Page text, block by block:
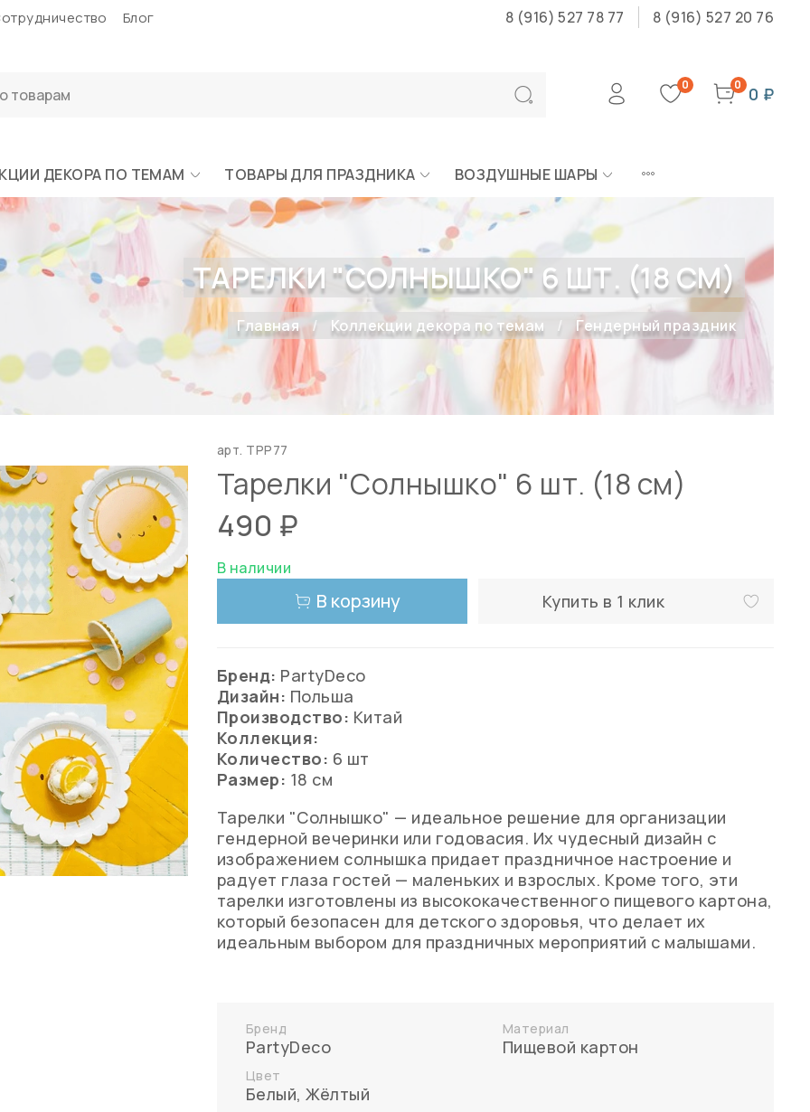
Блог 8 (916) 527 78 77 8 (916) 527 20 76
0 0 0 ₽
ДЕКОРА ПО ТЕМАМ ТОВАРЫ ДЛЯ ПРАЗДНИКА ВОЗДУШНЫЕ ШАРЫ
ТАРЕЛКИ "СОЛНЫШКО" 6 ШТ. (18 СМ)
Главная Коллекции декора по темам Гендерный праздник
арт. TPP77
Тарелки "Солнышко" 6 шт. (18 см)
490 ₽
В наличии
В корзину Купить в 1 клик
Бренд: PartyDeco
Дизайн: Польша
Производство: Китай
Коллекция:
Количество: 6 шт
Размер: 18 см
Тарелки "Солнышко" — идеальное решение для организации
гендерной вечеринки или годовасия. Их чудесный дизайн с
изображением солнышка придает праздничное настроение и
радует глаза гостей — маленьких и взрослых. Кроме того, эти
тарелки изготовлены из высококачественного пищевого картона,
который безопасен для детского здоровья, что делает их
идеальным выбором для праздничных мероприятий с малышами.
Бренд
PartyDeco
Материал
Пищевой картон
Цвет
Белый,Жёлтый